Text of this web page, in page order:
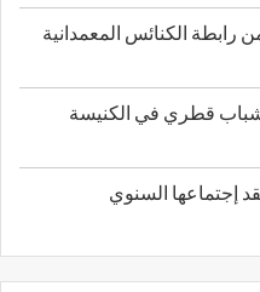
رابطة الكنائس المعمدانية
شباب قطري في الكنيسة
إجتماعها السنوي